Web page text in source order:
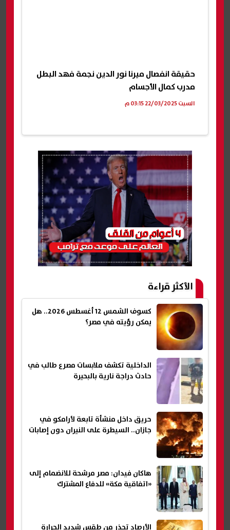
حقيقة انفصال ميرنا نور الدين نجمة فهد البطل
مدرب كمال الأجسام
السبت 22/03/2025 03:15 م
الأكثر قراءة
كسوف الشمس 12 أغسطس 2026.. هل
يمكن رؤيته في مصر؟
الداخلية تكشف ملابسات مصرع طالب في
حادث دراجة نارية بالبحيرة
حريق داخل منشأة تابعة لأرامكو في
جازان.. السيطرة على النيران دون إصابات
هاكان فيدان: مصر مرشحة للانضمام إلى
«اتفاقية مكة» للدفاع المشترك
الأرصاد تحذر من طقس شديد الحرارة